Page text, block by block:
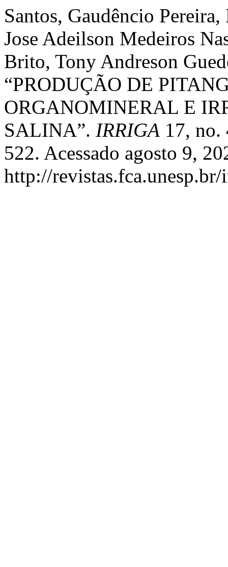
Santos, Gaudêncio
Jose Adeilson Medeiros
Brito, Tony Andreson
“PRODUÇÃO DE
ORGANOMINERAL E
SALINA”. IRRIGA 17, no.
522. Acessado agosto 9,
http://